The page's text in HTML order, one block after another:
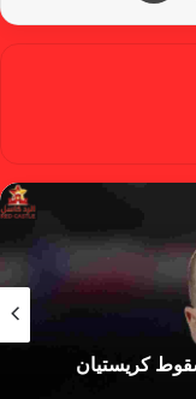
سقوط كريستيان